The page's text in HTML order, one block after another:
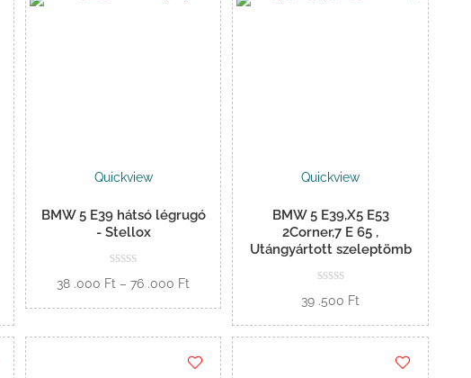
Quickview
BMW 5 E39 hátsó légrugó
- Stellox
38 .000 Ft – 76 .000 Ft Ártartomány:
76
Opciók
Quickview
BMW 5 E39,X5 E53
2Corner,7 E 65 ,
Utángyártott szeleptömb
39 .500 Ft
Kosárba